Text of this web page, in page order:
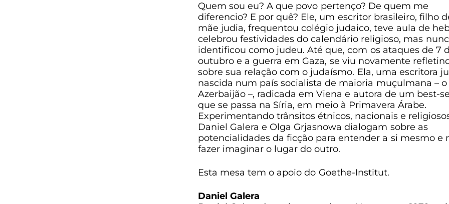
Quem sou eu? A que povo pertenço? De quem me
diferencio? E por quê? Ele, um escritor brasileiro, filho
mãe judia, frequentou colégio judaico, teve aula de
celebrou festividades do calendário religioso, mas
identificou como judeu. Até que, com os ataques de 7
outubro e a guerra em Gaza, se viu novamente
sobre sua relação com o judaísmo. Ela, uma escritora
nascida num país socialista de maioria muçulmana – o
Azerbaijão –, radicada em Viena e autora de um best-
que se passa na Síria, em meio à Primavera Árabe.
Experimentando trânsitos étnicos, nacionais e
Daniel Galera e Olga Grjasnowa dialogam sobre as
potencialidades da ficção para entender a si mesmo e
fazer imaginar o lugar do outro.
Esta mesa tem o apoio do Goethe-Institut.
Daniel Galera